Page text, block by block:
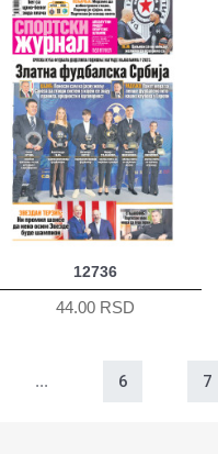
12736
44.00 RSD
... 6 7